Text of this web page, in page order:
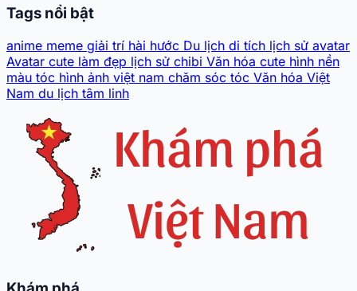
Tags nổi bật
anime meme giải trí hài hước Du lịch di tích lịch sử avatar
Avatar cute làm đẹp lịch sử chibi Văn hóa cute hình nền
màu tóc hình ảnh việt nam chăm sóc tóc Văn hóa Việt
Nam du lịch tâm linh